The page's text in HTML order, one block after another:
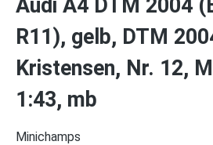
Audi A4 DTM 2004
R11), gelb, DTM
Kristensen, Nr. 12,
1:43, mb
Minichamps